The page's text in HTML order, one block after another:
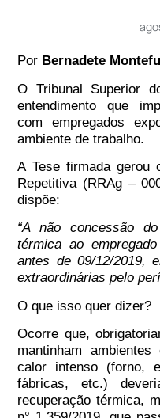
Por Bernadete
O Tribunal Superior
entendimento que
com empregados
ambiente de trabalho.
A Tese firmada gerou
Repetitiva (RRAg –
dispõe:
“A não concessão
térmica ao
antes de 09/12/2019,
extraordinárias pelo
O que isso quer dizer?
Ocorre que,
mantinham
calor intenso (forno,
fábricas, etc.)
recuperação térmica,